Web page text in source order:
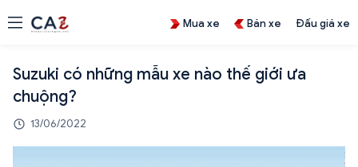
Mua xe Bán xe Đấu giá xe
Suzuki có những mẫu xe nào thế giới ưa
chuộng?
13/06/2022